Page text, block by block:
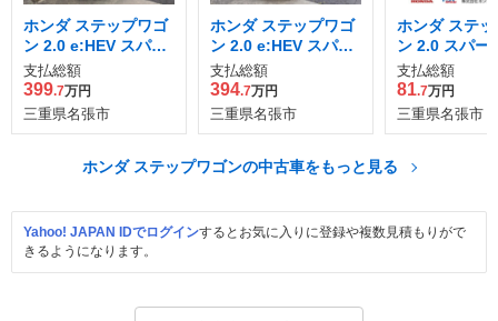
ホンダ ステップワゴ
ン 2.0 e:HEV スパー
ダ プレミアムライン
支払総額
399.7万円
三重県名張市
ホンダ ステップワゴ
ン 2.0 e:HEV スパー
ダ プレミアムライン
支払総額
394.7万円
三重県名張市
ホンダ ステ
ン 2.0 スパー
ールスピリッ
支払総額
81.7万円
三重県名張市
ホンダ ステップワゴンの中古車をもっと見る
Yahoo! JAPAN IDでログインするとお気に入りに登録や複数見積もりがで
きるようになります。